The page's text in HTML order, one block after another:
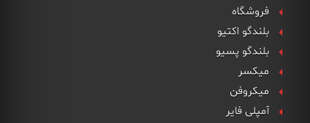
فروشگاه
بلندگو اکتیو
بلندگو پسیو
میکسر
میکروفن
آمپلی فایر